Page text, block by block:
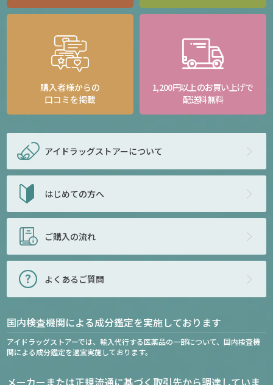
購入者様からの
口コミを掲載
1,200円以上のお買い上げで
配送料無料
アイドラッグストアーについて
はじめての方へ
ご購入の流れ
よくあるご質問
国内検査機関による成分鑑定を実施しております
アイドラッグストアーでは、輸入代行する医薬品の一部について、国内検査機
関による成分鑑定を適宜実施しております。
メーカーまたは正規流通に基づく取引先から調達していま